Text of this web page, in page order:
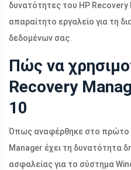
δυνατότητες του HP
απαραίτητο εργαλείο για τη
δεδομένων σας.
Πώς να
Recovery
10
Όπως αναφέρθηκε στο πρώτο
Manager έχει τη δυνατότητα
ασφαλείας για το σύστημα